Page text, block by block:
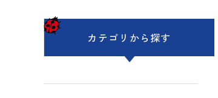
カテゴリ から探す